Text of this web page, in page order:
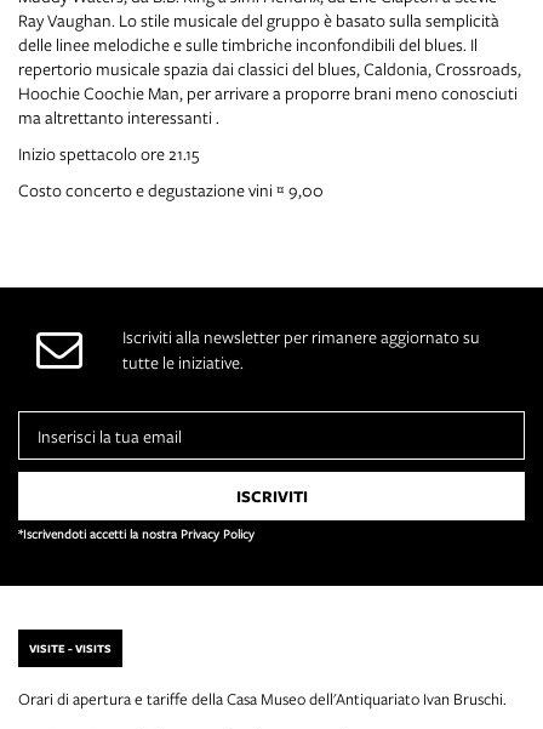
Ray Vaughan. Lo stile musicale del gruppo è basato sulla semplicità
delle linee melodiche e sulle timbriche inconfondibili del blues. Il
repertorio musicale spazia dai classici del blues, Caldonia, Crossroads,
Hoochie Coochie Man, per arrivare a proporre brani meno conosciuti
ma altrettanto interessanti .
Inizio spettacolo ore 21.15
Costo concerto e degustazione vini € 9,00
Iscriviti alla newsletter per rimanere aggiornato su
tutte le iniziative.
*Iscrivendoti accetti la nostra Privacy Policy
VISITE - VISITS
Orari di apertura e tariffe della Casa Museo dell'Antiquariato Ivan Bruschi.